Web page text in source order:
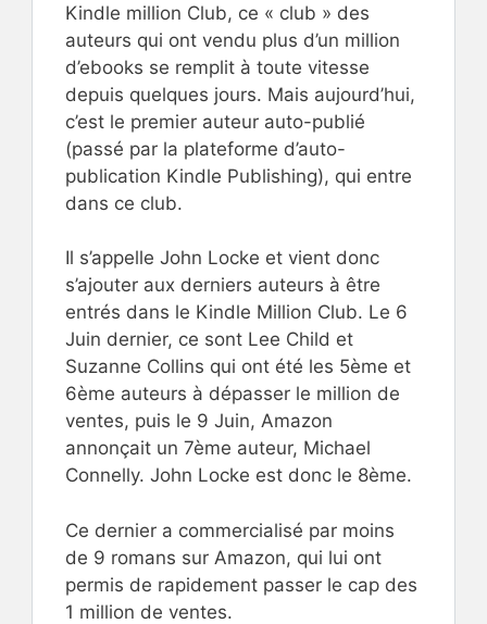
Kindle million Club, ce « club » des
auteurs qui ont vendu plus d’un million
d’ebooks se remplit à toute vitesse
depuis quelques jours. Mais aujourd’hui,
c’est le premier auteur auto-publié
(passé par la plateforme d’auto-
publication Kindle Publishing), qui entre
dans ce club.
Il s’appelle John Locke et vient donc
s’ajouter aux derniers auteurs à être
entrés dans le Kindle Million Club. Le 6
Juin dernier, ce sont Lee Child et
Suzanne Collins qui ont été les 5ème et
6ème auteurs à dépasser le million de
ventes, puis le 9 Juin, Amazon
annonçait un 7ème auteur, Michael
Connelly. John Locke est donc le 8ème.
Ce dernier a commercialisé par moins
de 9 romans sur Amazon, qui lui ont
permis de rapidement passer le cap des
1 million de ventes.